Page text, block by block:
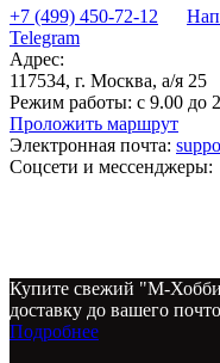
+7 (499) 450-72-12
Telegram
Адрес:
117534, г. Москва, а/я 25
Режим работы: с 9.00 до
Проложить маршрут
Электронная почта:
Соцсети и мессенджеры:
Купите свежий "М-
доставку до вашего
Подробнее